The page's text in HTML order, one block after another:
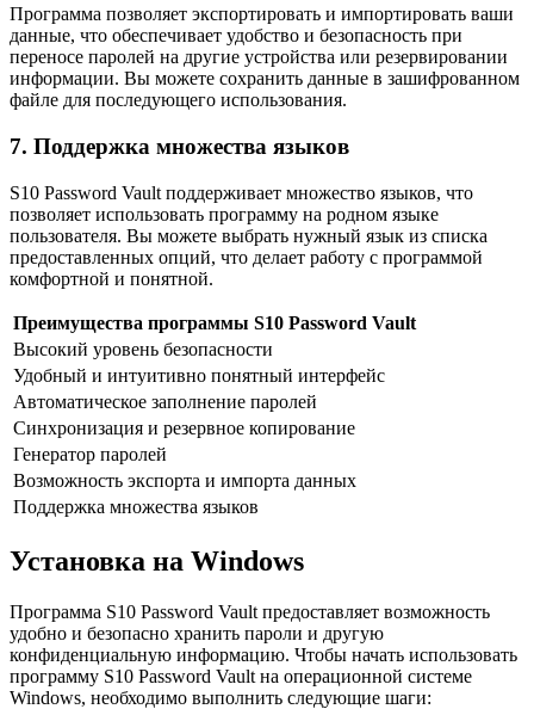
Программа позволяет экспортировать и импортировать ваши
данные, что обеспечивает удобство и безопасность при
переносе паролей на другие устройства или резервировании
информации. Вы можете сохранить данные в зашифрованном
файле для последующего использования.
7. Поддержка множества языков
S10 Password Vault поддерживает множество языков, что
позволяет использовать программу на родном языке
пользователя. Вы можете выбрать нужный язык из списка
предоставленных опций, что делает работу с программой
комфортной и понятной.
Преимущества программы S10 Password Vault
Высокий уровень безопасности
Удобный и интуитивно понятный интерфейс
Автоматическое заполнение паролей
Синхронизация и резервное копирование
Генератор паролей
Возможность экспорта и импорта данных
Поддержка множества языков
Установка на Windows
Программа S10 Password Vault предоставляет возможность
удобно и безопасно хранить пароли и другую
конфиденциальную информацию. Чтобы начать использовать
программу S10 Password Vault на операционной системе
Windows, необходимо выполнить следующие шаги: